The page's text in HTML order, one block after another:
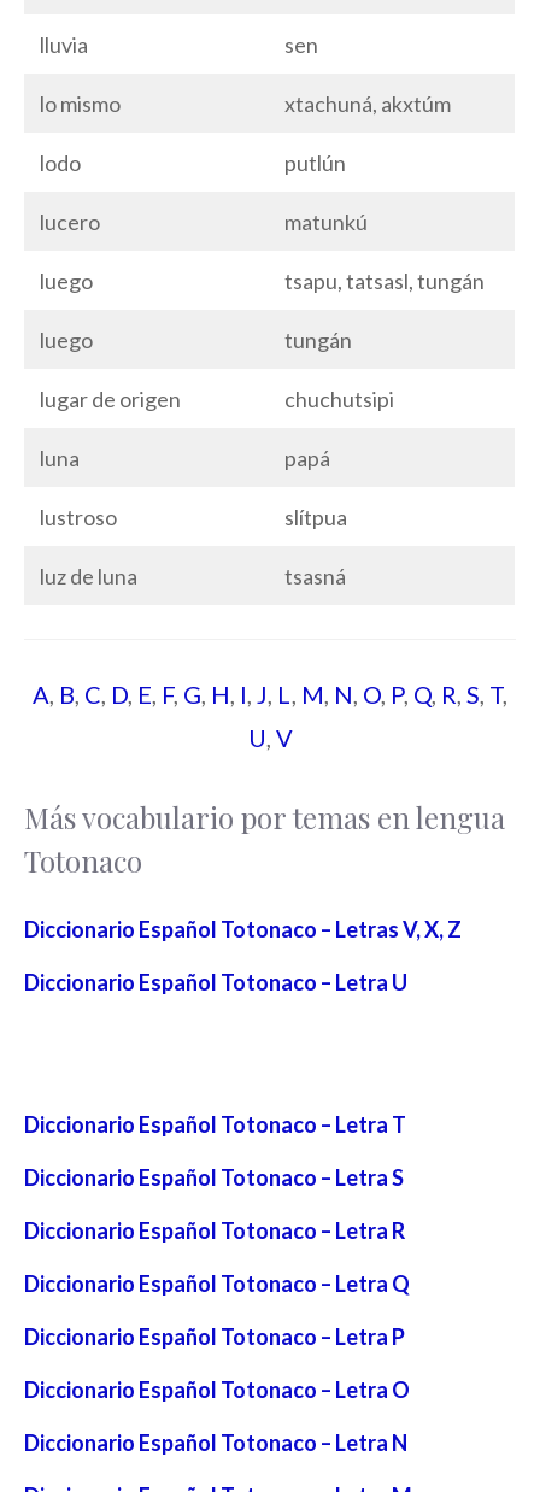
lluvia sen
lo mismo xtachuná, akxtúm
lodo putlún
lucero matunkú
luego tsapu, tatsasl, tungán
luego tungán
lugar de origen chuchutsipi
luna papá
lustroso slítpua
luz de luna tsasná
A B C D E F, G H I J L M N O P, Q R S T,
U V
Más vocabulario por temas en lengua
Totonaco
Diccionario Español Totonaco – Letras V, X, Z
Diccionario Español Totonaco – Letra U
Diccionario Español Totonaco – Letra T
Diccionario Español Totonaco – Letra S
Diccionario Español Totonaco – Letra R
Diccionario Español Totonaco – Letra Q
Diccionario Español Totonaco – Letra P
Diccionario Español Totonaco – Letra O
Diccionario Español Totonaco – Letra N